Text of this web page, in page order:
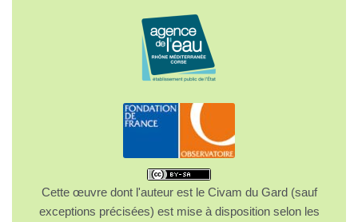
Cette œuvre dont l'auteur est le Civam du Gard (sauf
exceptions précisées) est mise à disposition selon les